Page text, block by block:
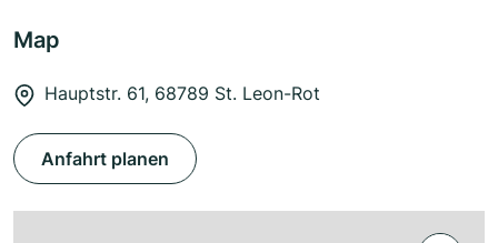
Map
Hauptstr. 61, 68789 St. Leon-Rot
Anfahrt planen